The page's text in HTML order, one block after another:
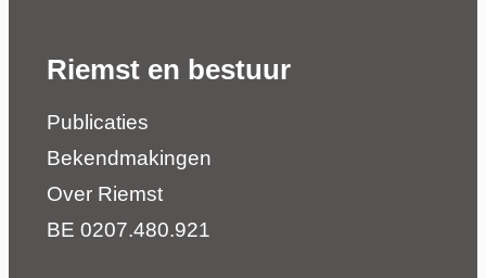
Riemst en bestuur
Publicaties
Bekendmakingen
Over Riemst
BE 0207.480.921